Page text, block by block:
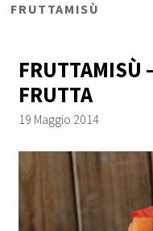
FRUTTAMISÙ
FRUTTAMISÙ
FRUTTA
19 Maggio 2014